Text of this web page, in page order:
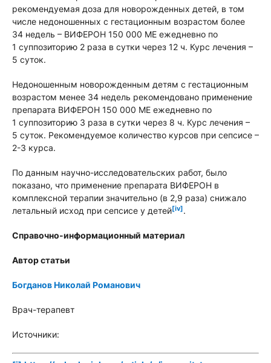
рекомендуемая доза для новорожденных детей, в том
числе недоношенных с гестационным возрастом более
34 недель – ВИФЕРОН 150 000 МЕ ежедневно по
1 суппозиторию 2 раза в сутки через 12 ч. Курс лечения –
5 суток.
Недоношенным новорожденным детям с гестационным
возрастом менее 34 недель рекомендовано применение
препарата ВИФЕРОН 150 000 МЕ ежедневно по
1 суппозиторию 3 раза в сутки через 8 ч. Курс лечения –
5 суток. Рекомендуемое количество курсов при сепсисе –
2-3 курса.
По данным научно-исследовательских работ, было
показано, что применение препарата ВИФЕРОН в
комплексной терапии значительно (в 2,9 раза) снижало
летальный исход при сепсисе у детей[iv] .
Справочно-информационный материал
Автор статьи
Богданов Николай Романович
Врач-терапевт
Источники: